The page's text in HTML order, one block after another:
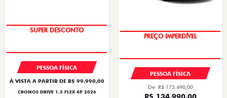
SUPER DESCONTO
PESSOA FÍSICA
À VISTA A PARTIR DE R$ 99.990,00
CRONOS DRIVE 1.3 FLEX 4P 2026
PREÇO IMPERDÍVEL
PESSOA FÍSICA
De: R$ 173.490,00
R$ 134.990,00